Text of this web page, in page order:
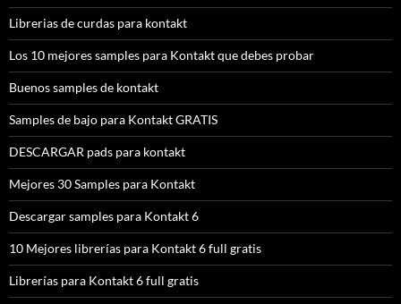
Librerias de curdas para kontakt
Los 10 mejores samples para Kontakt que debes probar
Buenos samples de kontakt
Samples de bajo para Kontakt GRATIS
DESCARGAR pads para kontakt
Mejores 30 Samples para Kontakt
Descargar samples para Kontakt 6
10 Mejores librerías para Kontakt 6 full gratis
Librerías para Kontakt 6 full gratis